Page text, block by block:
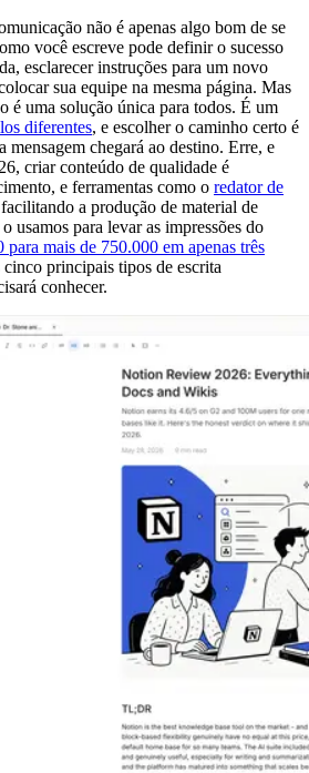
não é apenas algo bom de se
você escreve pode definir o sucesso
esclarecer instruções para um novo
sua equipe na mesma página. Mas
é uma solução única para todos. É um
diferentes, e escolher o caminho certo é
mensagem chegará ao destino. Erre, e
criar conteúdo de qualidade é
e ferramentas como o redator de
a produção de material de
usamos para levar as impressões do
para mais de 750.000 em apenas três
cinco principais tipos de escrita
conhecer.